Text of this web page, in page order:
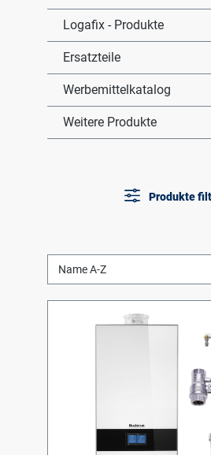
Logafix - Produkte
Ersatzteile
Werbemittelkatalog
Weitere Produkte
Produkte